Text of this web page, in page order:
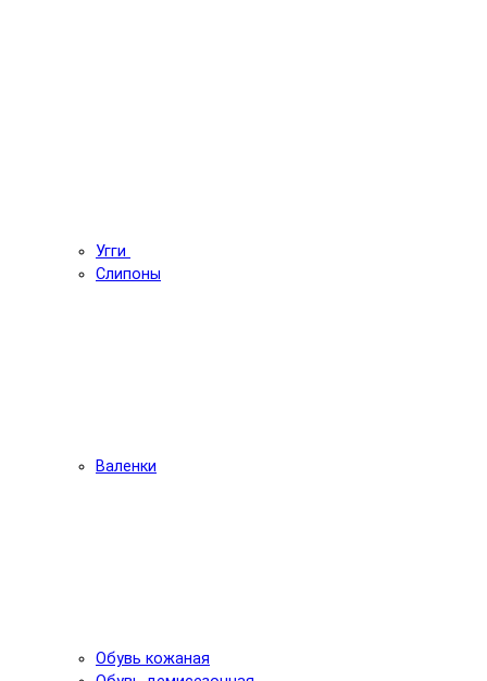
Угги
Слипоны
Валенки
Обувь кожаная